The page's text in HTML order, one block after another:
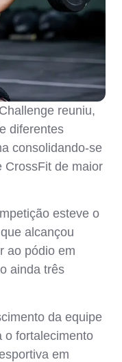
reuniu,
diferentes
consolidando-se
CrossFit de maior
esteve o
alcançou
ao pódio em
ainda três
da equipe
o fortalecimento
em